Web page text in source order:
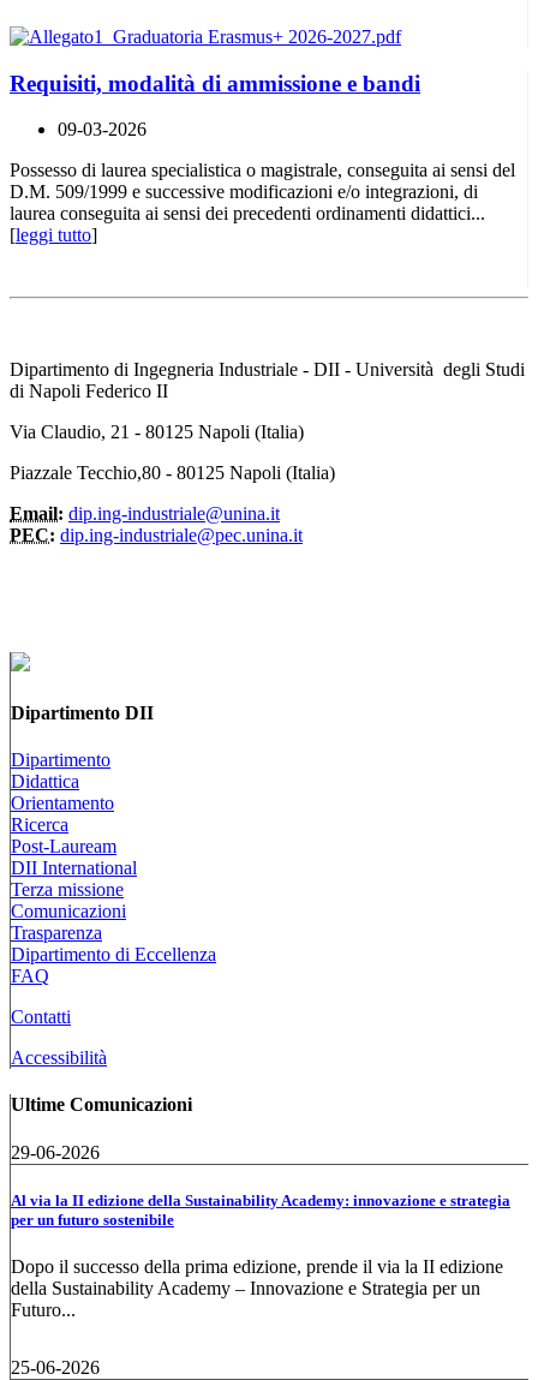
Requisiti, modalità di ammissione e bandi
09-03-2026
Possesso di laurea specialistica o magistrale, conseguita ai sensi del
D.M. 509/1999 e successive modificazioni e/o integrazioni, di
laurea conseguita ai sensi dei precedenti ordinamenti didattici...
[leggi tutto]
Dipartimento di Ingegneria Industriale - DII - Università degli Studi
di Napoli Federico II
Via Claudio, 21 - 80125 Napoli (Italia)
Piazzale Tecchio,80 - 80125 Napoli (Italia)
Email: dip.ing-industriale@unina.it
PEC: dip.ing-industriale@pec.unina.it
Dipartimento DII
Dipartimento
Didattica
Orientamento
Ricerca
Post-Lauream
DII International
Terza missione
Comunicazioni
Trasparenza
Dipartimento di Eccellenza
FAQ
Contatti
Accessibilità
Ultime Comunicazioni
29-06-2026
Al via la II edizione della Sustainability Academy: innovazione e strategia
per un futuro sostenibile
Dopo il successo della prima edizione, prende il via la II edizione
della Sustainability Academy – Innovazione e Strategia per un
Futuro...
25-06-2026